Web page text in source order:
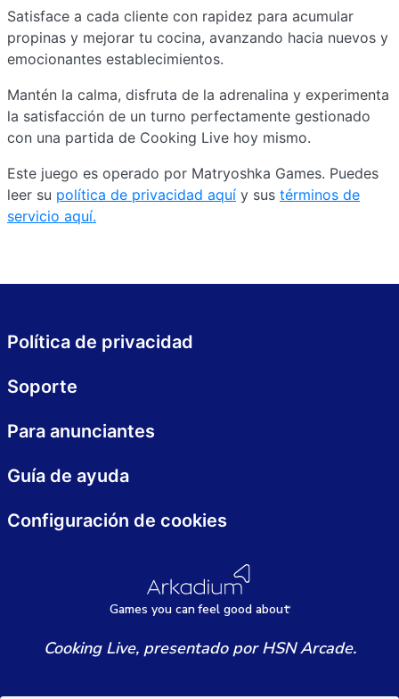
Satisface a cada cliente con rapidez para acumular
propinas y mejorar tu cocina, avanzando hacia nuevos y
emocionantes establecimientos.
Mantén la calma, disfruta de la adrenalina y experimenta
la satisfacción de un turno perfectamente gestionado
con una partida de Cooking Live hoy mismo.
Este juego es operado por Matryoshka Games. Puedes
leer su política de privacidad aquí y sus términos de
servicio aquí.
Games you canfeel good about
Política de privacidad
Soporte
Para anunciantes
Guía de ayuda
Configuración de cookies
Cooking Live, presentado por HSN Arcade.